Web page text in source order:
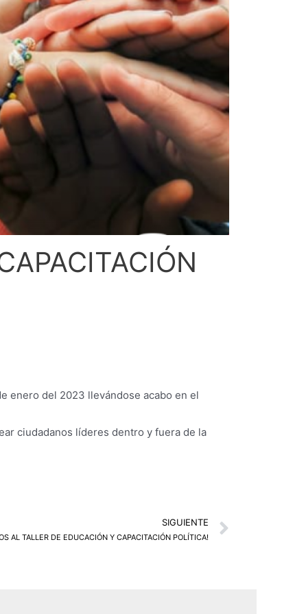
enero del 2023 llevándose acabo en el
ciudadanos líderes dentro y fuera de la
SIGUIENTE
AL TALLER DE EDUCACIÓN Y CAPACITACIÓN POLÍTICA!